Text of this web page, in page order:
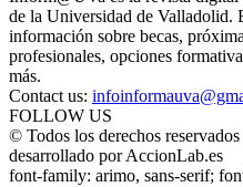
de la Universidad de Valladolid.
información sobre becas,
profesionales, opciones
más.
Contact us:
FOLLOW US
© Todos los derechos
desarrollado por AccionLab.es
font-family: arimo, sans-serif;